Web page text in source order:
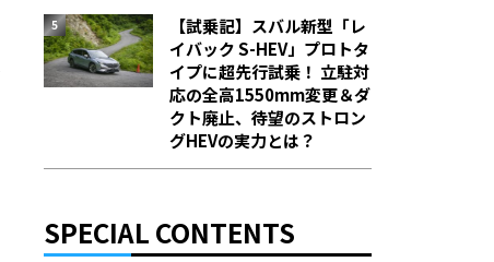
【試乗記】スバル新型「レ
イバック S-HEV」プロトタ
イプに超先行試乗！ 立駐対
応の全高1550mm変更＆ダ
クト廃止、待望のストロン
グHEVの実力とは？
SPECIAL CONTENTS